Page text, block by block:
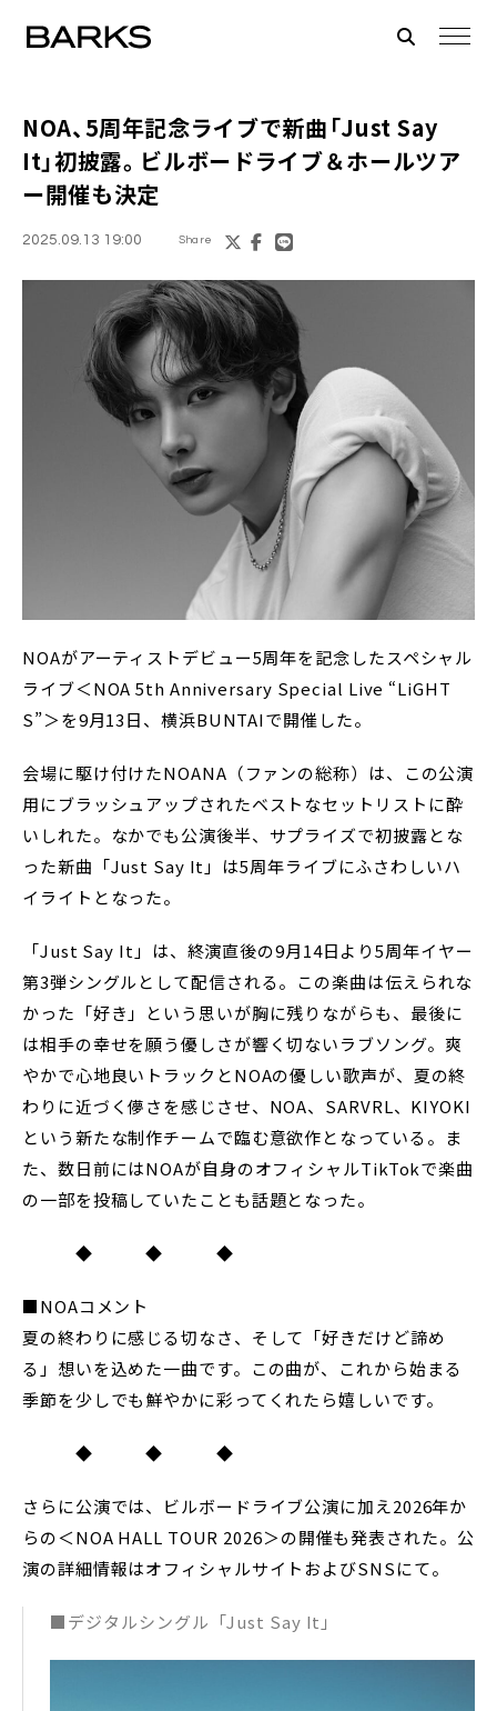
NOA、5周年記念ライブで新曲「Just Say
It」初披露。ビルボードライブ＆ホールツア
ー開催も決定
2025.09.13 19:00 Share
NOAがアーティストデビュー5周年を記念したスペシャル
ライブ＜NOA 5th Anniversary Special Live “LiGHT
S”＞を9月13日、横浜BUNTAIで開催した。
会場に駆け付けたNOANA（ファンの総称）は、この公演
用にブラッシュアップされたベストなセットリストに酔
いしれた。なかでも公演後半、サプライズで初披露とな
った新曲「Just Say It」は5周年ライブにふさわしいハ
イライトとなった。
「Just Say It」は、終演直後の9月14日より5周年イヤー
第3弾シングルとして配信される。この楽曲は伝えられな
かった「好き」という思いが胸に残りながらも、最後に
は相手の幸せを願う優しさが響く切ないラブソング。爽
やかで心地良いトラックとNOAの優しい歌声が、夏の終
わりに近づく儚さを感じさせ、NOA、SARVRL、KIYOKI
という新たな制作チームで臨む意欲作となっている。ま
た、数日前にはNOAが自身のオフィシャルTikTokで楽曲
の一部を投稿していたことも話題となった。
◆ ◆ ◆
■NOAコメント
夏の終わりに感じる切なさ、そして「好きだけど諦め
る」想いを込めた一曲です。この曲が、これから始まる
季節を少しでも鮮やかに彩ってくれたら嬉しいです。
◆ ◆ ◆
さらに公演では、ビルボードライブ公演に加え2026年か
らの＜NOA HALL TOUR 2026＞の開催も発表された。公
演の詳細情報はオフィシャルサイトおよびSNSにて。
■デジタルシングル「Just Say It」